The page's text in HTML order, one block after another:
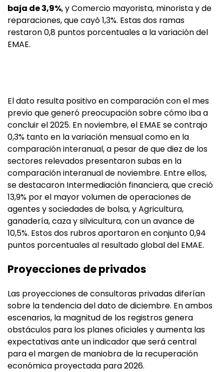
baja de 3,9%, y Comercio mayorista, minorista y de
reparaciones, que cayó 1,3%. Estas dos ramas
restaron 0,8 puntos porcentuales a la variación del
EMAE.
El dato resulta positivo en comparación con el mes
previo que generó preocupación sobre cómo iba a
concluir el 2025. En noviembre, el EMAE se contrajo
0,3% tanto en la variación mensual como en la
comparación interanual, a pesar de que diez de los
sectores relevados presentaron subas en la
comparación interanual de noviembre. Entre ellos,
se destacaron Intermediación financiera, que creció
13,9% por el mayor volumen de operaciones de
agentes y sociedades de bolsa, y Agricultura,
ganadería, caza y silvicultura, con un avance de
10,5%. Estos dos rubros aportaron en conjunto 0,94
puntos porcentuales al resultado global del EMAE.
Proyecciones de privados
Las proyecciones de consultoras privadas diferían
sobre la tendencia del dato de diciembre. En ambos
escenarios, la magnitud de los registros genera
obstáculos para los planes oficiales y aumenta las
expectativas ante un indicador que será central
para el margen de maniobra de la recuperación
económica proyectada para 2026.